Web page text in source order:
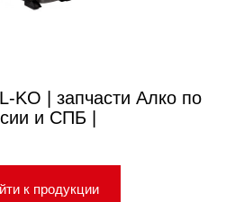
KO | запчасти Алко по
и СПБ |
к продукции